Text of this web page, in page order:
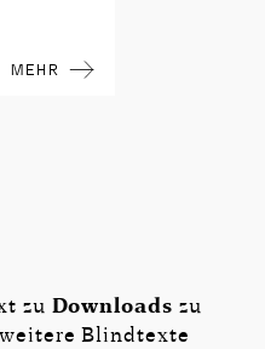
MEHR
zu Downloads zu
Blindtexte